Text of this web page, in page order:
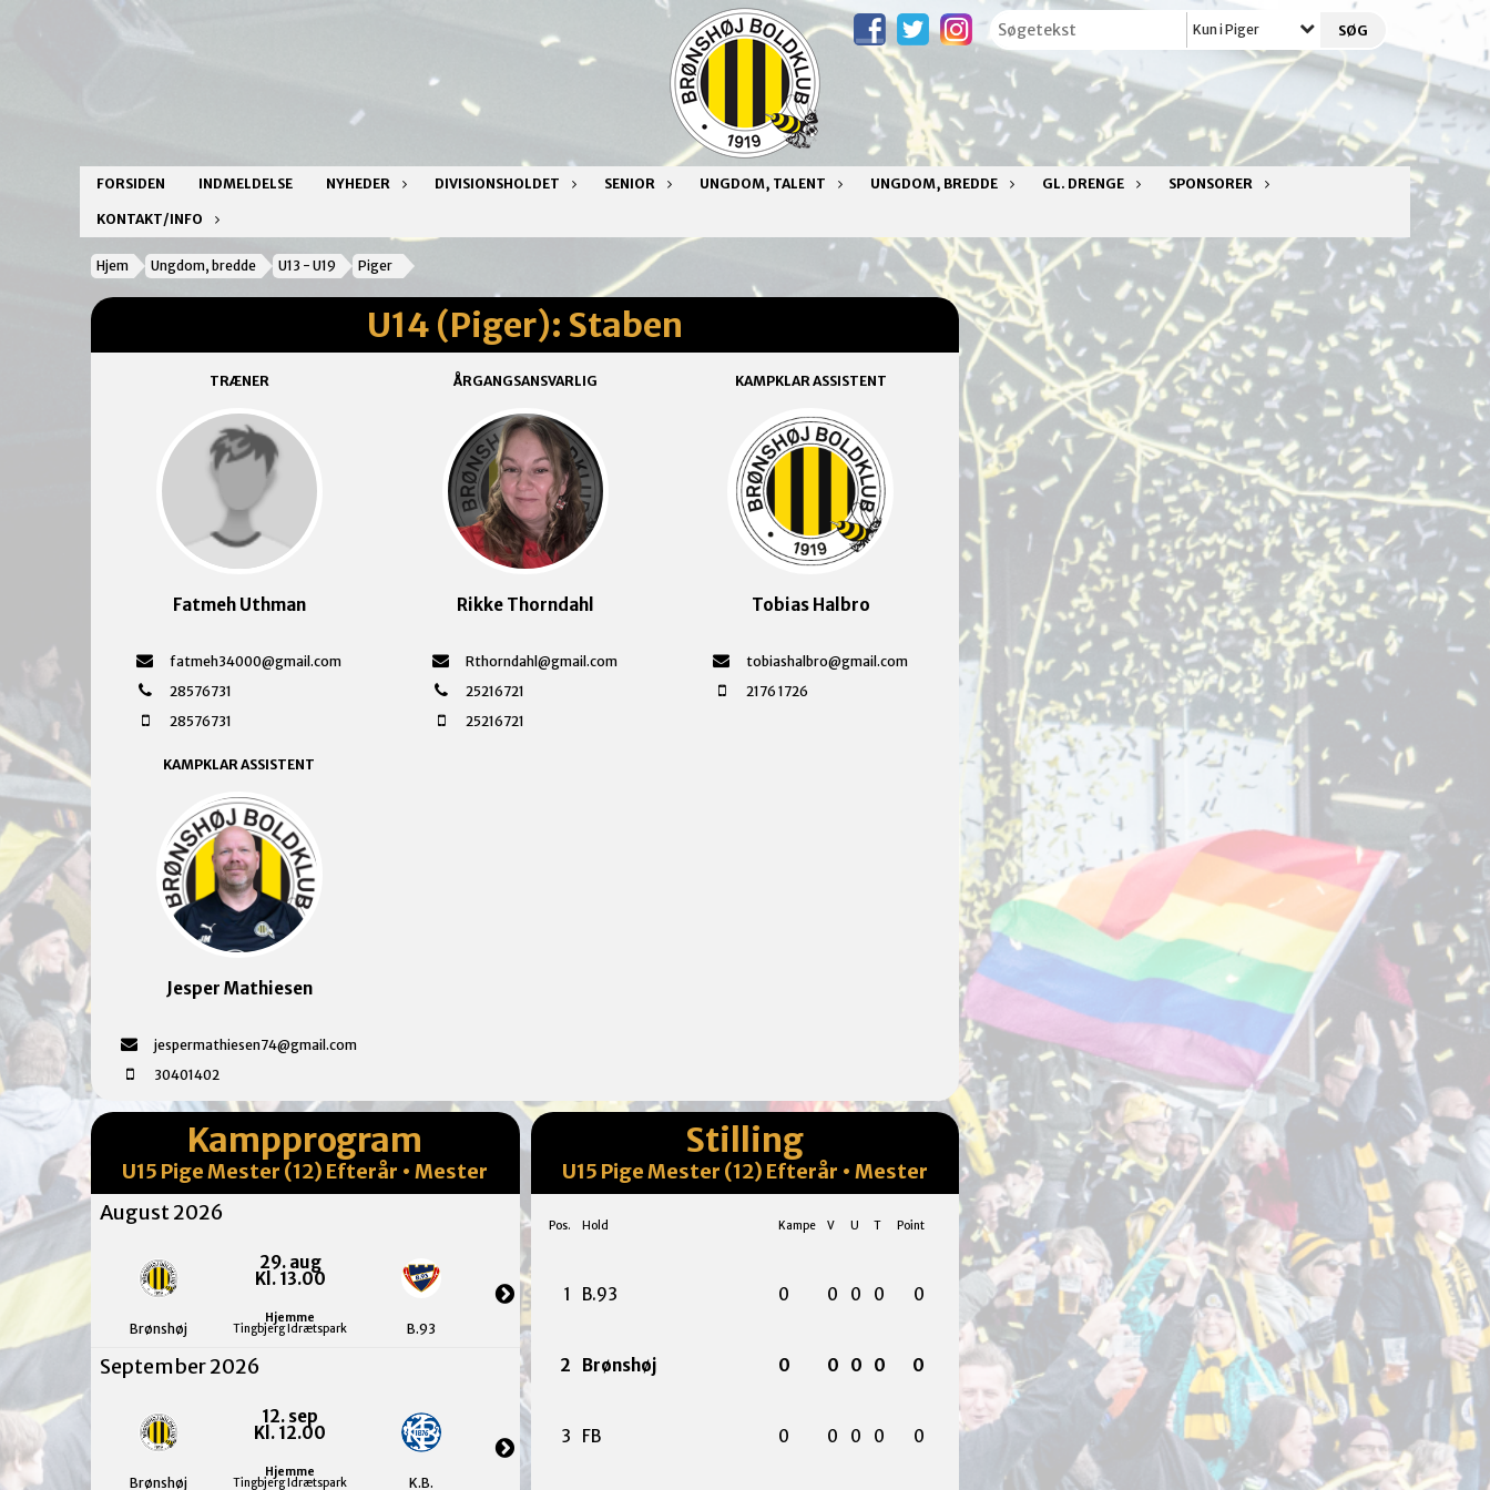
Kun i Piger
FORSIDEN INDMELDELSE NYHEDER DIVISIONSHOLDET SENIOR UNGDOM, TALENT UNGDOM, BREDDE GL. DRENGE SPONSORER
KONTAKT/INFO
Hjem Ungdom, bredde U13 - U19 Piger
U14 (Piger): Staben
TRÆNER
Fatmeh Uthman
fatmeh34000@gmail.com
28576731
28576731
ÅRGANGSANSVARLIG
Rikke Thorndahl
Rthorndahl@gmail.com
25216721
25216721
KAMPKLAR ASSISTENT
Tobias Halbro
tobiashalbro@gmail.com
2176 1726
KAMPKLAR ASSISTENT
Jesper Mathiesen
jespermathiesen74@gmail.com
30401402
Kampprogram
U15 Pige Mester (12) Efterår • Mester
August 2026
Brønshøj
29. aug
Kl. 13.00
Hjemme
Tingbjerg Idrætspark B.93
September 2026
Brønshøj
12. sep
Kl. 12.00
Hjemme
Tingbjerg Idrætspark K.B.
Stilling
U15 Pige Mester (12) Efterår • Mester
Pos. Hold Kampe V U T Point
1 B.93 0 0 0 0 0
2 Brønshøj 0 0 0 0 0
3 FB 0 0 0 0 0